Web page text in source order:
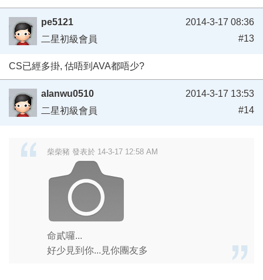
pe5121
二星初級會員
2014-3-17 08:36
#13
CS已經多掛, 估唔到AVA都唔少?
alanwu0510
二星初級會員
2014-3-17 13:53
#14
柴柴豬 發表於 14-3-17 12:58 AM
命貳囉...
好少見到你...見你團友多